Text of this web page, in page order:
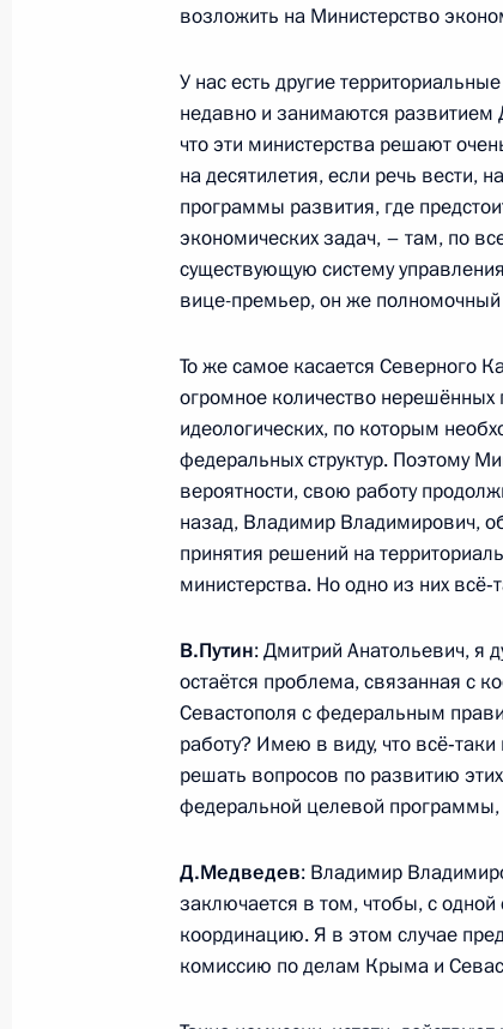
Внесены изменения в законы
13 июля 2015 года, 16:05
Внесены изменения в закон о
13 июля 2015 года, 15:45
13 июля 2015 года, 15:15
Подписан закон о
13 июля 2015 года, 14:40
Встреча с губернатором
Якушевым
13 июля 2015 года, 13:05 Москва,
Президент выразил
необходимую помощь
13 июля 2015 года, 09:50
возложить на Министерство
У нас есть другие
недавно и занимаются развитием
что эти министерства решают
на десятилетия, если речь вести,
программы развития, где
экономических задач, – там, по
существующую систему
вице-премьер, он же полномочный
То же самое касается Северного
огромное количество
идеологических, по которым
федеральных структур. Поэтому
вероятности, свою работу
назад, Владимир Владимирович,
принятия решений на
министерства. Но одно из них
В.Путин: Дмитрий Анатольевич, я
остаётся проблема, связанная с
Севастополя с федеральным
работу? Имею в виду, что
решать вопросов по развитию
федеральной целевой программы,
Д.Медведев: Владимир
заключается в том, чтобы, с
координацию. Я в этом случае
комиссию по делам Крыма и